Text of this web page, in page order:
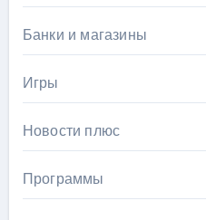
Банки и магазины
Игры
Новости плюс
Программы